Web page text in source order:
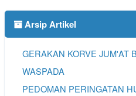
Arsip Artikel
GERAKAN KORVE JUM'AT
WASPADA
PEDOMAN PERINGATAN